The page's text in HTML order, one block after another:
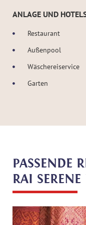
ANLAGE UND
Restaurant
Außenpool
Wäschereiservice
Garten
PASSENDE
RAI